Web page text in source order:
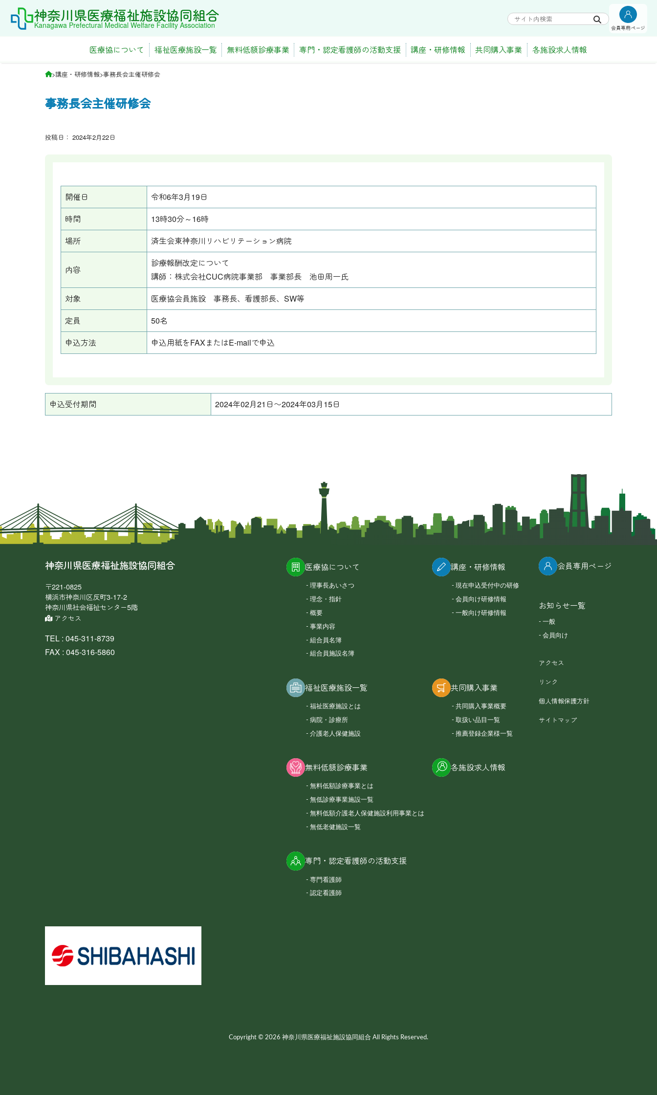
content
神奈川県医療福祉施設協同組合
Kanagawa Prefectural Medical Welfare Facility Association 会員専用ページ
医療協について 福祉医療施設一覧 無料低額診療事業 専門・認定看護師の活動支援 講座・研修情報 共同購入事業 各施設求人情報
>講座・研修情報>事務長会主催研修会
事務長会主催研修会
投稿日： 2024年2月22日
開催日
令和6年3月19日
時間
13時30分～16時
場所
済生会東神奈川リハビリテーション病院
内容
診療報酬改定について
講師：株式会社CUC病院事業部 事業部長 池田周一氏
対象
医療協会員施設 事務長、看護部長、SW等
定員
50名
申込方法
申込用紙をFAXまたはE-mailで申込
申込受付期間 2024年02月21日〜2024年03月15日
神奈川県医療福祉施設協同組合
〒221-0825
横浜市神奈川区反町3-17-2
神奈川県社会福祉センター5階
アクセス
TEL : 045-311-8739
FAX : 045-316-5860
医療協について
理事長あいさつ
理念・指針
概要
事業内容
組合員名簿
組合員施設名簿
福祉医療施設一覧
福祉医療施設とは
病院・診療所
介護老人保健施設
無料低額診療事業
無料低額診療事業とは
無低診療事業施設一覧
無料低額介護老人保健施設利用事業とは
無低老健施設一覧
専門・認定看護師の活動支援
専門看護師
認定看護師
講座・研修情報
現在申込受付中の研修
会員向け研修情報
一般向け研修情報
共同購入事業
共同購入事業概要
取扱い品目一覧
推薦登録企業様一覧
各施設求人情報
会員専用ページ
お知らせ一覧
一般
会員向け
アクセス
リンク
個人情報保護方針
サイトマップ
Copyright © 2026 神奈川県医療福祉施設協同組合 All Rights Reserved.